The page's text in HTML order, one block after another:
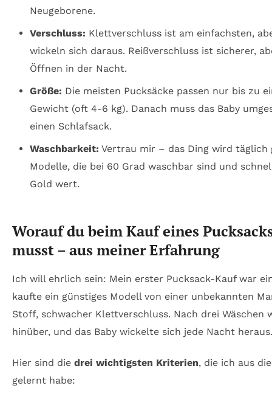
Neugeborene.
Verschluss: Klettverschluss ist am einfachsten,
wickeln sich daraus. Reißverschluss ist sicherer,
Öffnen in der Nacht.
Größe: Die meisten Pucksäcke passen nur bis zu
Gewicht (oft 4-6 kg). Danach muss das Baby
einen Schlafsack.
Waschbarkeit: Vertrau mir – das Ding wird täglich
Modelle, die bei 60 Grad waschbar sind und
Gold wert.
Worauf du beim Kauf eines
musst – aus meiner Erfahrung
Ich will ehrlich sein: Mein erster Pucksack-Kauf war
kaufte ein günstiges Modell von einer unbekannten
Stoff, schwacher Klettverschluss. Nach drei Wäschen
hinüber, und das Baby wickelte sich jede Nacht
Hier sind die drei wichtigsten Kriterien, die ich aus
gelernt habe: